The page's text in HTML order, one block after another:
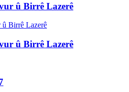
û Birrê Lazerê
û Birrê Lazerê